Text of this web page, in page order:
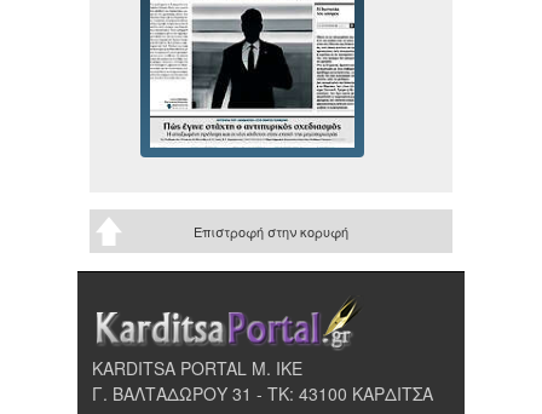
Επιστροφή στην κορυφή
KARDITSA PORTAL Μ. ΙΚΕ
Γ. ΒΑΛΤΑΔΩΡΟΥ 31 - ΤΚ: 43100 ΚΑΡΔΙΤΣΑ